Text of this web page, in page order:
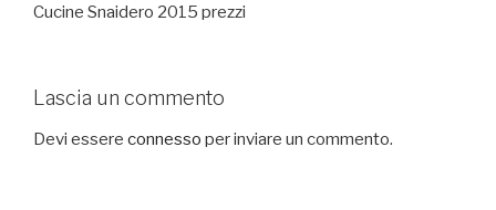
Cucine Snaidero 2015 prezzi
Lascia un commento
Devi essere connesso per inviare un commento.